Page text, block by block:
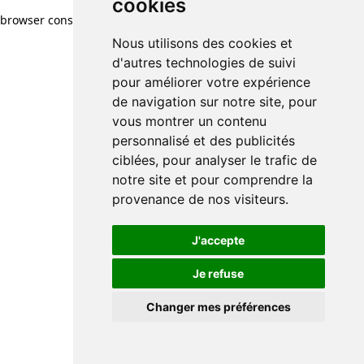
cookies
Nous utilisons des cookies et
d'autres technologies de suivi
pour améliorer votre expérience
de navigation sur notre site, pour
vous montrer un contenu
personnalisé et des publicités
ciblées, pour analyser le trafic de
notre site et pour comprendre la
provenance de nos visiteurs.
J'accepte
Je refuse
Changer mes préférences
browser console for more information)